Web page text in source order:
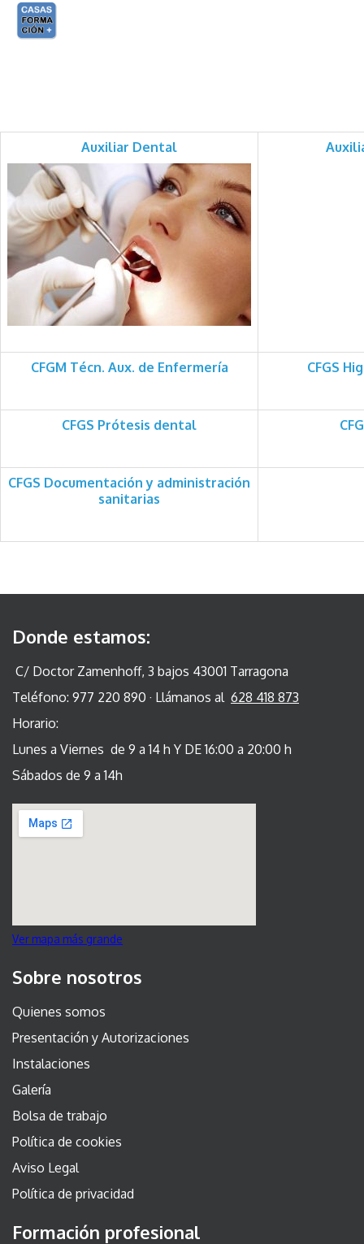
Auxiliar Dental
CFGM Técn. Aux. de Enfermería CFGS
CFGS Prótesis dental
CFGS Documentación y administración
sanitarias
Donde estamos:
C/ Doctor Zamenhoff, 3 bajos 43001 Tarragona
Teléfono: 977 220 890 · Llámanos al 628 418 873
Horario:
Lunes a Viernes de 9 a 14 h Y DE 16:00 a 20:00 h
Sábados de 9 a 14h
Ver mapa más grande
Sobre nosotros
Quienes somos
Presentación y Autorizaciones
Instalaciones
Galería
Bolsa de trabajo
Política de cookies
Aviso Legal
Política de privacidad
Formación profesional